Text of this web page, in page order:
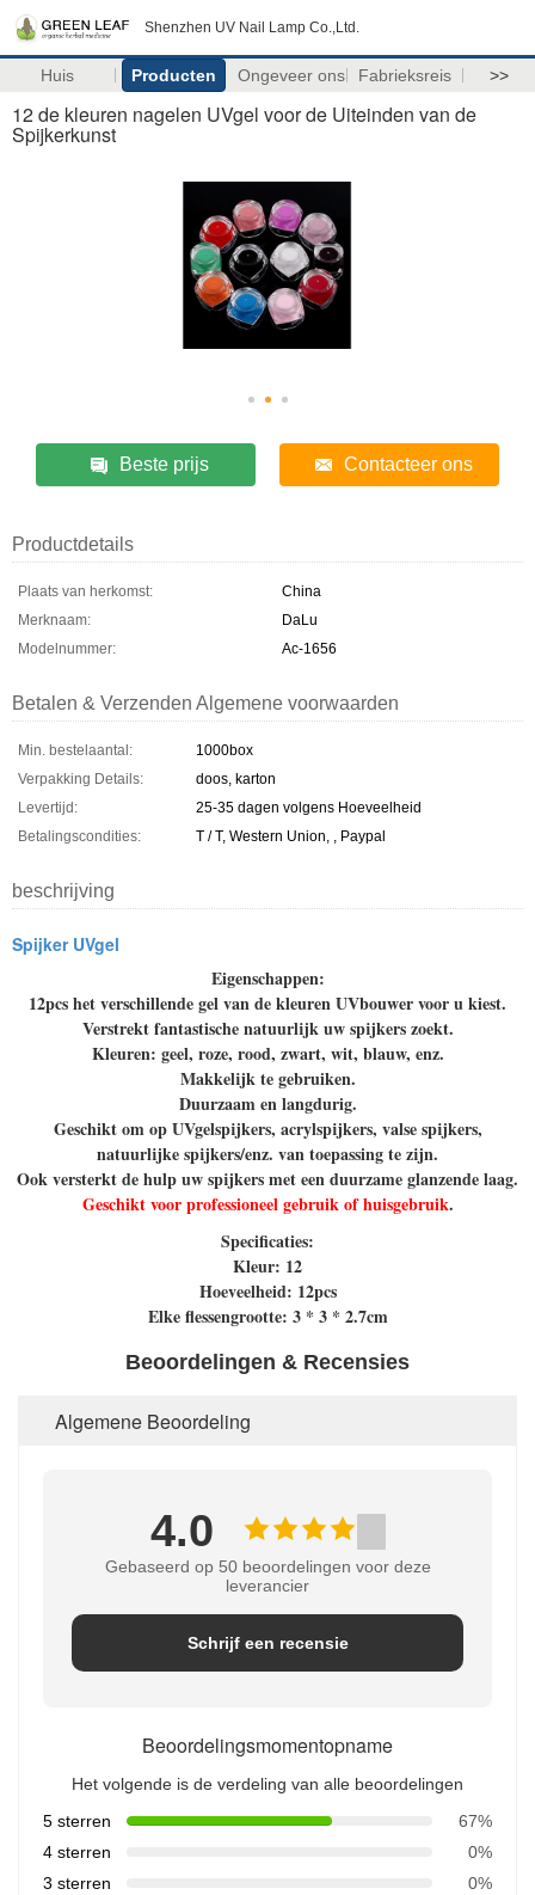
Shenzhen UV Nail Lamp Co.,Ltd.
Huis Producten Ongeveer ons Fabrieksreis >>
12 de kleuren nagelen UVgel voor de Uiteinden van de
Spijkerkunst
Beste prijs Contacteer ons
Productdetails
Plaats van herkomst:
China
Merknaam:
DaLu
Modelnummer:
Ac-1656
Betalen & Verzenden Algemene voorwaarden
Min. bestelaantal:
1000box
Verpakking Details:
doos, karton
Levertijd:
25-35 dagen volgens Hoeveelheid
Betalingscondities:
T / T, Western Union, , Paypal
beschrijving
Spijker UVgel
Eigenschappen:
12pcs het verschillende gel van de kleuren UVbouwer voor u kiest.
Verstrekt fantastische natuurlijk uw spijkers zoekt.
Kleuren: geel, roze, rood, zwart, wit, blauw, enz.
Makkelijk te gebruiken.
Duurzaam en langdurig.
Geschikt om op UVgelspijkers, acrylspijkers, valse spijkers,
natuurlijke spijkers/enz. van toepassing te zijn.
Ook versterkt de hulp uw spijkers met een duurzame glanzende laag.
Geschikt voor professioneel gebruik of huisgebruik.
Specificaties:
Kleur: 12
Hoeveelheid: 12pcs
Elke flessengrootte: 3 * 3 * 2.7cm
Beoordelingen & Recensies
Algemene Beoordeling
4.0
Gebaseerd op 50 beoordelingen voor deze
leverancier
Schrijf een recensie
Beoordelingsmomentopname
Het volgende is de verdeling van alle beoordelingen
5 sterren
67%
4 sterren
0%
3 sterren
0%